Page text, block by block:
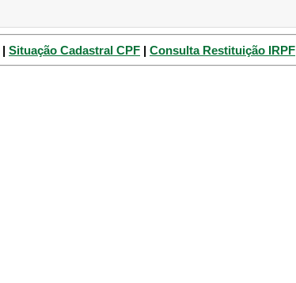
| Situação Cadastral CPF | Consulta Restituição IRPF